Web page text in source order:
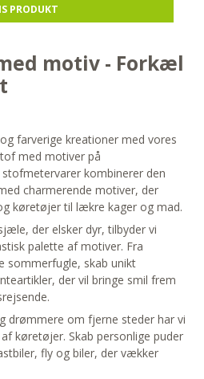
PRODUKT
motiv - Forkæl
farverige kreationer med vores
med motiver på
kombinerer den
charmerende motiver, der
køretøjer til lækre kager og mad.
der elsker dyr, tilbyder vi
palette af motiver. Fra
sommerfugle, skab unikt
der vil bringe smil frem
drømmere om fjerne steder har vi
køretøjer. Skab personlige puder
fly og biler, der vækker